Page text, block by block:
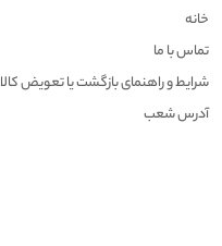
خانه
تماس با ما
شرایط و راهنمای بازگشت یا تعویض کالا
آدرس شعب